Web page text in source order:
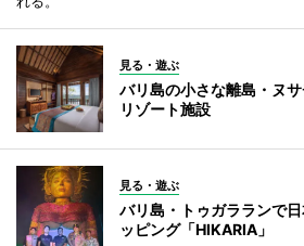
見る・遊ぶ
バリ島の小さな離島・ヌ
リゾート施設
見る・遊ぶ
バリ島・トゥガラランで
ッピング「HIKARIA」